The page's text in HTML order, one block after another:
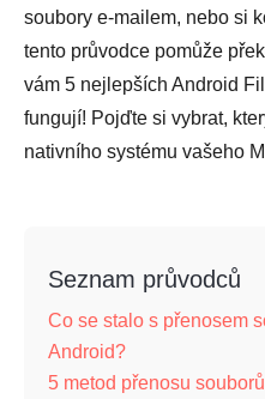
soubory e-mailem, nebo si
tento průvodce pomůže
vám 5 nejlepších Android
fungují! Pojďte si vybrat,
nativního systému vašeho
Seznam průvodců
Co se stalo s přenosem
Android?
5 metod přenosu